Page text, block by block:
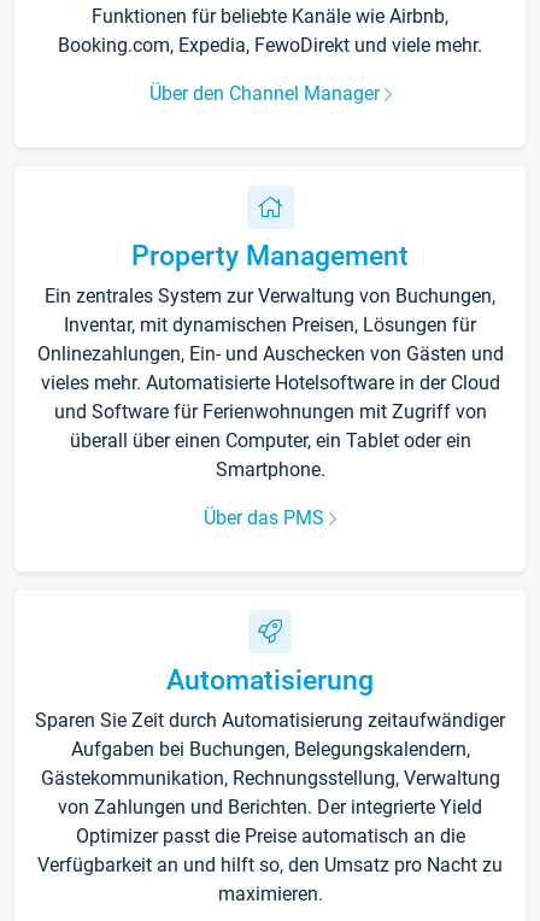
Funktionen für beliebte Kanäle wie Airbnb,
Booking.com, Expedia, FewoDirekt und viele mehr.
Über den Channel Manager
Property Management
Ein zentrales System zur Verwaltung von Buchungen,
Inventar, mit dynamischen Preisen, Lösungen für
Onlinezahlungen, Ein- und Auschecken von Gästen und
vieles mehr. Automatisierte Hotelsoftware in der Cloud
und Software für Ferienwohnungen mit Zugriff von
überall über einen Computer, ein Tablet oder ein
Smartphone.
Über das PMS
Automatisierung
Sparen Sie Zeit durch Automatisierung zeitaufwändiger
Aufgaben bei Buchungen, Belegungskalendern,
Gästekommunikation, Rechnungsstellung, Verwaltung
von Zahlungen und Berichten. Der integrierte Yield
Optimizer passt die Preise automatisch an die
Verfügbarkeit an und hilft so, den Umsatz pro Nacht zu
maximieren.